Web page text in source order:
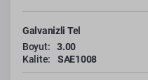
Galvanizli Tel
Boyut:
3.00
Kalite:
SAE1008